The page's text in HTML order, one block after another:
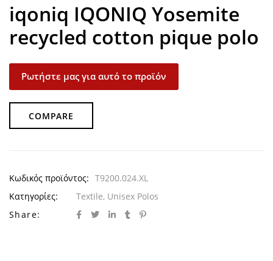
iqoniq IQONIQ Yosemite
recycled cotton pique polo
Ρωτήστε μας για αυτό το προϊόν
COMPARE
Κωδικός προϊόντος: T9200.024.XL
Κατηγορίες:
Textile, Unisex Polos
Share: